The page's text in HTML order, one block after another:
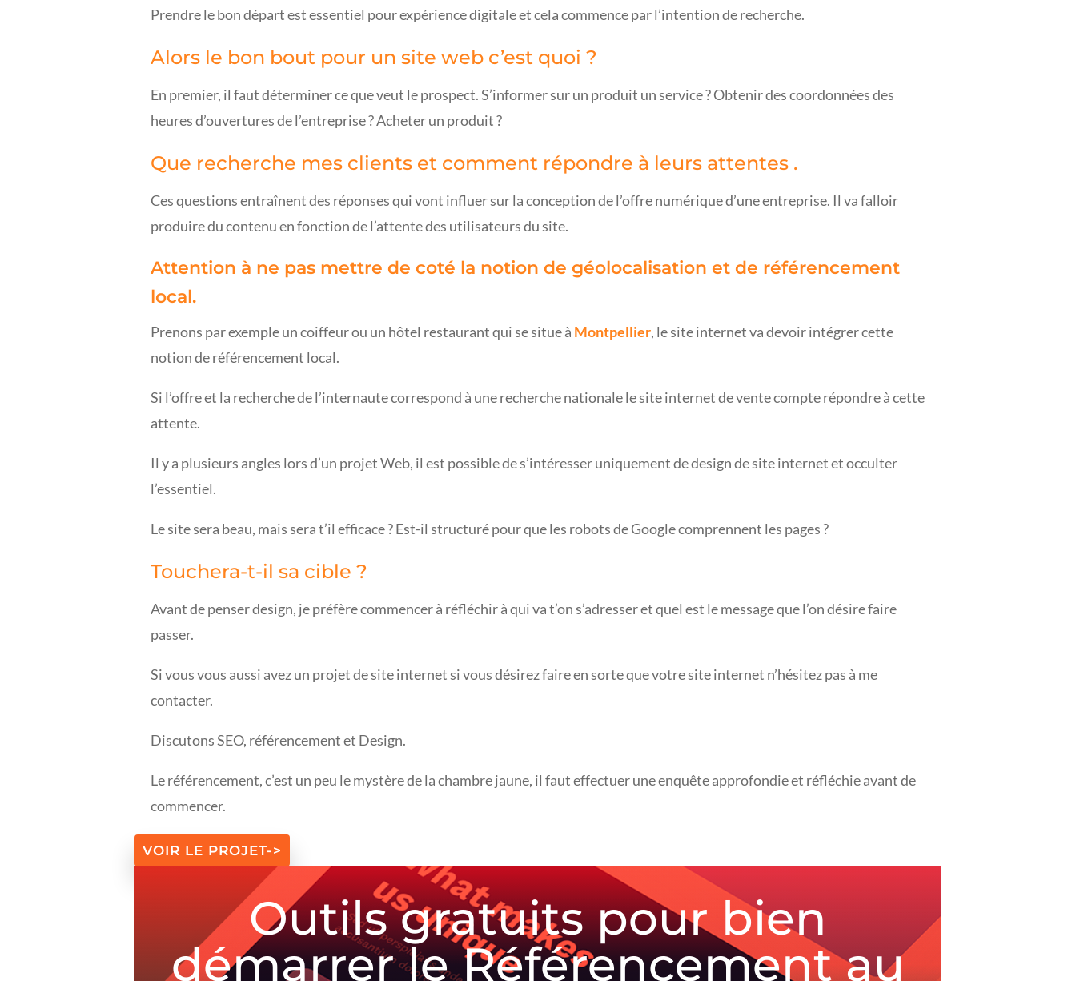
Prendre le bon départ est essentiel pour expérience digitale et cela commence par l’intention de recherche.
Alors le bon bout pour un site web c’est quoi ?
En premier, il faut déterminer ce que veut le prospect. S’informer sur un produit un service ? Obtenir des coordonnées des
heures d’ouvertures de l’entreprise ? Acheter un produit ?
Que recherche mes clients et comment répondre à leurs attentes .
Ces questions entraînent des réponses qui vont influer sur la conception de l’offre numérique d’une entreprise. Il va falloir
produire du contenu en fonction de l’attente des utilisateurs du site.
Attention à ne pas mettre de coté la notion de géolocalisation et de référencement
local.
Prenons par exemple un coiffeur ou un hôtel restaurant qui se situe à Montpellier, le site internet va devoir intégrer cette
notion de référencement local.
Si l’offre et la recherche de l’internaute correspond à une recherche nationale le site internet de vente compte répondre à cette
attente.
Il y a plusieurs angles lors d’un projet Web, il est possible de s’intéresser uniquement de design de site internet et occulter
l’essentiel.
Le site sera beau, mais sera t’il efficace ? Est-il structuré pour que les robots de Google comprennent les pages ?
Touchera-t-il sa cible ?
Avant de penser design, je préfère commencer à réfléchir à qui va t’on s’adresser et quel est le message que l’on désire faire
passer.
Si vous vous aussi avez un projet de site internet si vous désirez faire en sorte que votre site internet n’hésitez pas à me
contacter.
Discutons SEO, référencement et Design.
Le référencement, c’est un peu le mystère de la chambre jaune, il faut effectuer une enquête approfondie et réfléchie avant de
commencer.
VOIR LE PROJET->
Outils gratuits pour bien
démarrer le Référencement au